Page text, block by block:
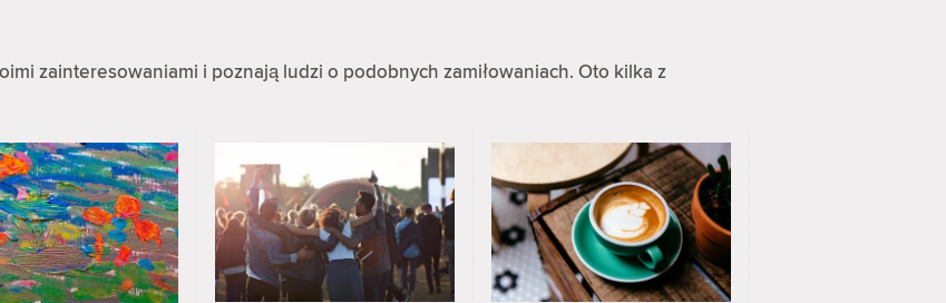
zainteresowaniami i poznają ludzi o podobnych zamiłowaniach. Oto kilka z